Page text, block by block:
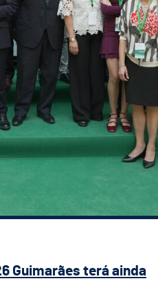
Guimarães terá ainda